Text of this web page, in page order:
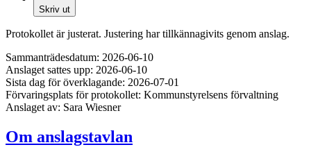
Skriv ut
Protokollet är justerat. Justering har tillkännagivits genom anslag.
Sammanträdesdatum: 2026-06-10
Anslaget sattes upp: 2026-06-10
Sista dag för överklagande: 2026-07-01
Förvaringsplats för protokollet: Kommunstyrelsens förvaltning
Anslaget av: Sara Wiesner
Om anslagstavlan